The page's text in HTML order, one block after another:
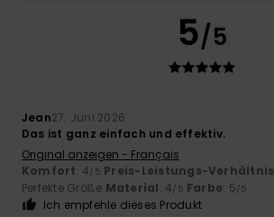
5/5
Jean27. Juni 2026
Das ist ganz einfach und effektiv.
Original anzeigen - Français
Komfort: 4/5 Preis-Leistungs-Verhältnis
Perfekte Größe Material: 4/5 Farbe: 5/5
Ich empfehle dieses Produkt